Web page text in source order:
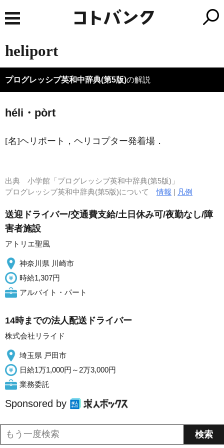
heliport
プログレッシブ英和中辞典(第5版)の解説
héli・pòrt
[名]ヘリポート，ヘリコプター発着場 ．
出典 小学館「プログレッシブ英和中辞典(第5版)」
プログレッシブ英和中辞典(第5版)について情報 | 凡例
送迎ドライバー/交通費支給/土日休み可/夜勤なし/障
害者施設
アトリエ聖風
神奈川県 川崎市
時給1,307円
アルバイト・パート
14時までの法人配送ドライバー
株式会社リライド
埼玉県 戸田市
日給1万1,000円～2万3,000円
業務委託
Sponsored by